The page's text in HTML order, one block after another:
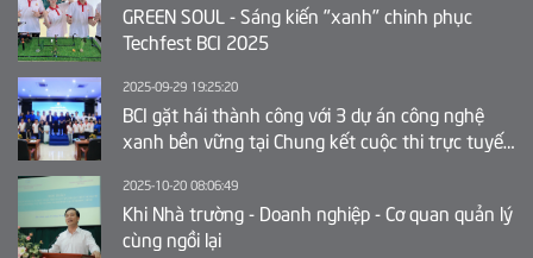
GREEN SOUL - Sáng kiến "xanh" chinh phục
Techfest BCI 2025
2025-09-29 19:25:20
BCI gặt hái thành công với 3 dự án công nghệ
xanh bền vững tại Chung kết cuộc thi trực tuyến
2025-10-20 08:06:49
Khi Nhà trường - Doanh nghiệp - Cơ quan quản lý
cùng ngồi lại